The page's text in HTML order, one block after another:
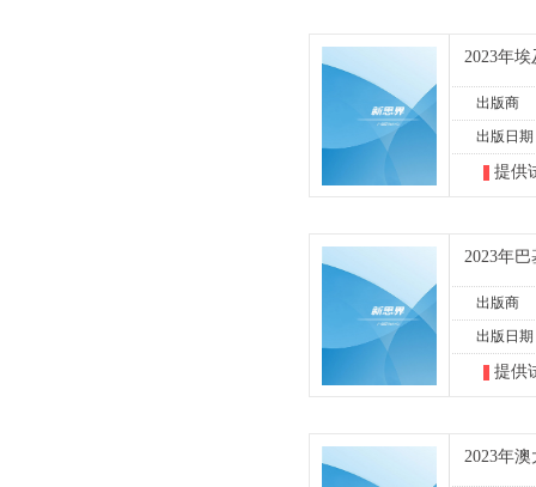
2023年
出版商
出版日期
提供
2023年
出版商
出版日期
提供
2023年